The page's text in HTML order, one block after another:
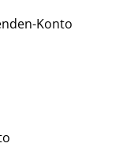
Konto